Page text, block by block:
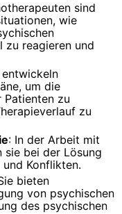
sind
wie
zu reagieren und
entwickeln
um die
Patienten zu
zu
: In der Arbeit mit
sie bei der Lösung
Konflikten.
bieten
von psychischen
des psychischen